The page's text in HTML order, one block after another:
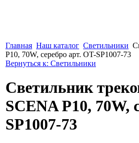
Главная Наш каталог Светильники
P10, 70W, серебро арт. OT-SP1007-73
Вернуться к: Светильники
Светильник
SCENA P10, 70W,
SP1007-73